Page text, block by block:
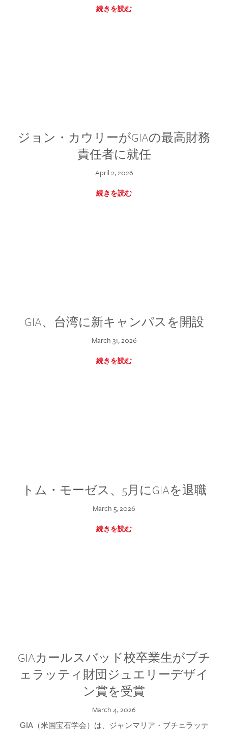
続きを読む
ジョン・カウリーがGIAの最高財務
責任者に就任
April 2, 2026
続きを読む
GIA、台湾に新キャンパスを開設
March 31, 2026
続きを読む
トム・モーゼス、5月にGIAを退職
March 5, 2026
続きを読む
GIAカールスバッド校卒業生がブチ
ェラッティ財団ジュエリーデザイ
ン賞を受賞
March 4, 2026
GIA（米国宝石学会）は、ジャンマリア・ブチェラッテ